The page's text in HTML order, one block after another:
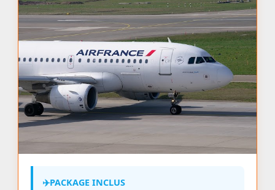
✈️PACKAGE INCLUS